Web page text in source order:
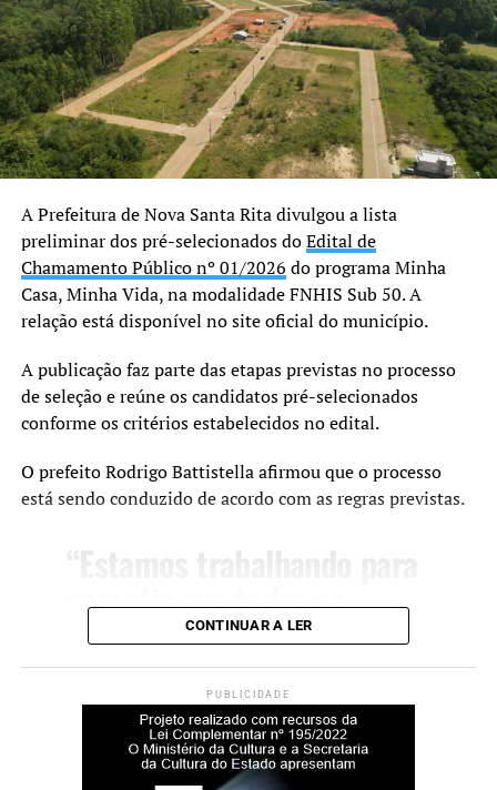
dignidade, respeito e
segurança. Cada ambiente
foi pensado para
proporcionar conforto e
contribuir para um
atendimento cada vez mais
humanizado, fortalecendo a
rede de proteção de Nova
Santa Rita”, declarou.
A secretária municipal de Desenvolvimento Social,
Solange Lewandoski Laubine, destacou que a nova sede
trabalho das equipes responsáveis pelo acolhimento.
estrutura adequada e um
ambiente que transmita
cuidado e segurança. Este
novo espaço amplia nossa
capacidade de atendimento
A Prefeitura de Nova Santa Rita divulgou a lista
preliminar dos pré-selecionados doEdital de
Chamamento Público nº 01/2026 do programa Minha
Casa, Minha Vida, na modalidade FNHIS Sub 50. A
relação está disponível no site oficial do município.
A publicação faz parte das etapas previstas no processo
de seleção e reúne os candidatos pré-selecionados
conforme os critérios estabelecidos no edital.
O prefeito Rodrigo Battistella afirmou que o processo
está sendo conduzido de acordo com as regras previstas.
garantir que todas as
etapas do programa sejam
realizadas com seriedade,
transparência e respeito
aos critérios definidos em
CONTINUAR A LER
PUBLICIDADE